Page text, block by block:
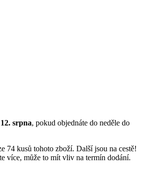
srpna, pokud objednáte do neděle do
74 kusů tohoto zboží. Další jsou na cestě!
více, může to mít vliv na termín dodání.